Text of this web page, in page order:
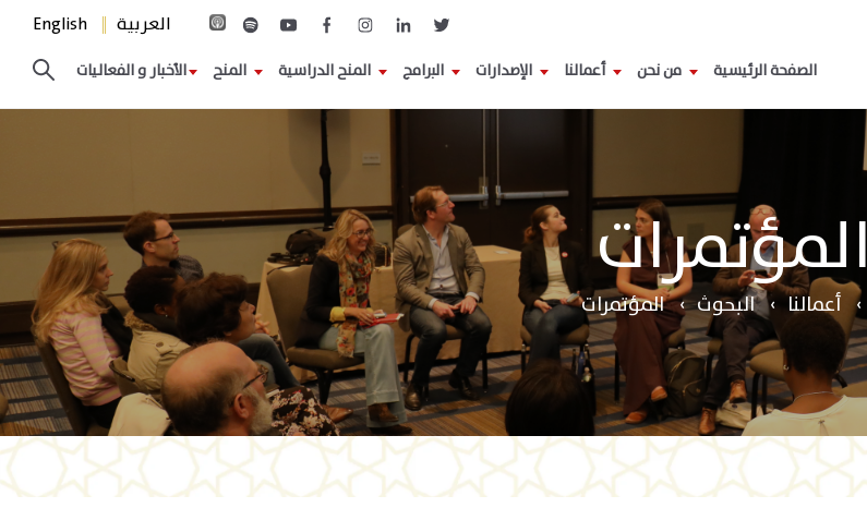
العربية English
الصفحة الرئيسية من نحن أعمالنا الإصدارات البرامج المنح الدراسية المنح الأخبار و الفعاليات
المؤتمرات
أعمالنا البحوث المؤتمرات